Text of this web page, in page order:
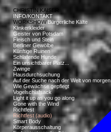
CHRISTIN KAISER
INFO/KONTAKT
WORKSHOWBürgerliche Kälte
Klinkerkleider
Geister von Potsdam
Fleisch und Stein
Berliner Gewölbe
Künftige Ruinen
Schlafende Hunde
Ein unsichtbarer Platz...
Zwinge
Hausdurchsuchung
Auf der Suche nach der Welt von morgen
Wie Gewächse gepflegt
Vogelschlafsack
Light it up as you go along
Gone with the Wind
Richtfest
Richtfest (audio)
Smart Body
Körperausschaltung